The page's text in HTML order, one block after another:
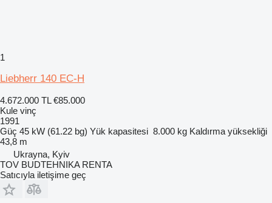
1
Liebherr 140 EC-H
4.672.000 TL €85.000
Kule vinç
1991
Güç 45 kW (61.22 bg) Yük kapasitesi 8.000 kg Kaldırma yüksekliği
43,8 m
Ukrayna, Kyiv
TOV BUDTEHNIKA RENTA
Satıcıyla iletişime geç